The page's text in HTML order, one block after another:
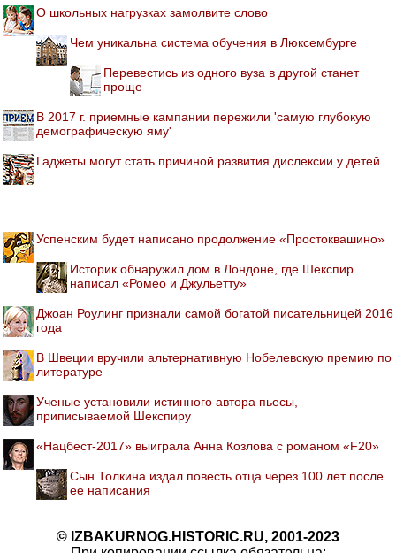
О школьных нагрузках замолвите слово
Чем уникальна система обучения в Люксембурге
Перевестись из одного вуза в другой станет
проще
В 2017 г. приемные кампании пережили 'самую глубокую
демографическую яму'
Гаджеты могут стать причиной развития дислексии у детей
Успенским будет написано продолжение «Простоквашино»
Историк обнаружил дом в Лондоне, где Шекспир
написал «Ромео и Джульетту»
Джоан Роулинг признали самой богатой писательницей 2016
года
В Швеции вручили альтернативную Нобелевскую премию по
литературе
Ученые установили истинного автора пьесы,
приписываемой Шекспиру
«Нацбест-2017» выиграла Анна Козлова с романом «F20»
Сын Толкина издал повесть отца через 100 лет после
ее написания
© IZBAKURNOG.HISTORIC.RU, 2001-2023